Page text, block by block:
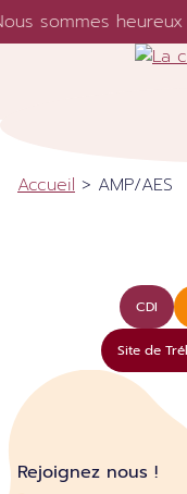
Skip to content
sommes
Accueil > AMP/AES
CDI
Site de
Rejoignez nous !